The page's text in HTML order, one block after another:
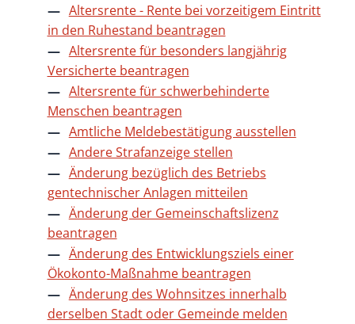
Altersrente - Rente bei vorzeitigem Eintritt
in den Ruhestand beantragen
Altersrente für besonders langjährig
Versicherte beantragen
Altersrente für schwerbehinderte
Menschen beantragen
Amtliche Meldebestätigung ausstellen
Andere Strafanzeige stellen
Änderung bezüglich des Betriebs
gentechnischer Anlagen mitteilen
Änderung der Gemeinschaftslizenz
beantragen
Änderung des Entwicklungsziels einer
Ökokonto-Maßnahme beantragen
Änderung des Wohnsitzes innerhalb
derselben Stadt oder Gemeinde melden